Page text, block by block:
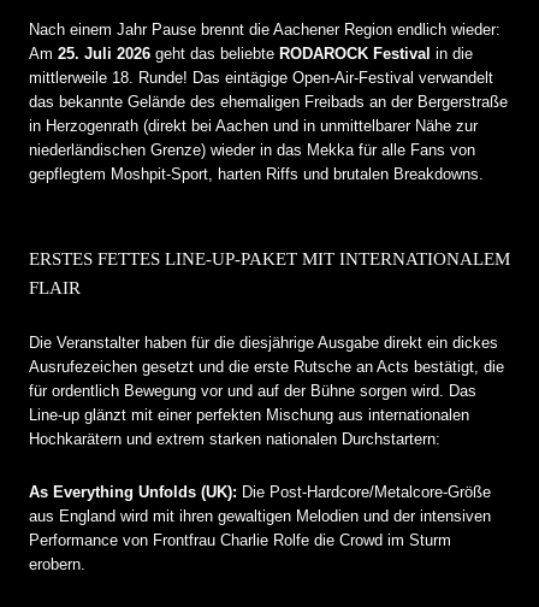
Nach einem Jahr Pause brennt die Aachener Region endlich wieder:
Am 25. Juli 2026 geht das beliebte RODAROCK Festival in die
mittlerweile 18. Runde! Das eintägige Open-Air-Festival verwandelt
das bekannte Gelände des ehemaligen Freibads an der Bergerstraße
in Herzogenrath (direkt bei Aachen und in unmittelbarer Nähe zur
niederländischen Grenze) wieder in das Mekka für alle Fans von
gepflegtem Moshpit-Sport, harten Riffs und brutalen Breakdowns.
ERSTES FETTES LINE-UP-PAKET MIT INTERNATIONALEM
FLAIR
Die Veranstalter haben für die diesjährige Ausgabe direkt ein dickes
Ausrufezeichen gesetzt und die erste Rutsche an Acts bestätigt, die
für ordentlich Bewegung vor und auf der Bühne sorgen wird. Das
Line-up glänzt mit einer perfekten Mischung aus internationalen
Hochkarätern und extrem starken nationalen Durchstartern:
As Everything Unfolds (UK): Die Post-Hardcore/Metalcore-Größe
aus England wird mit ihren gewaltigen Melodien und der intensiven
Performance von Frontfrau Charlie Rolfe die Crowd im Sturm
erobern.